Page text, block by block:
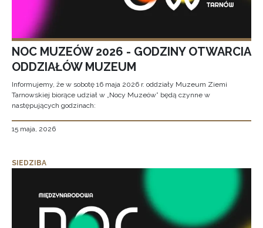
NOC MUZEÓW 2026 - GODZINY OTWARCIA
ODDZIAŁÓW MUZEUM
Informujemy, że w sobotę 16 maja 2026 r. oddziały Muzeum Ziemi
Tarnowskiej biorące udział w „Nocy Muzeów” będą czynne w
następujących godzinach:
15 maja, 2026
SIEDZIBA